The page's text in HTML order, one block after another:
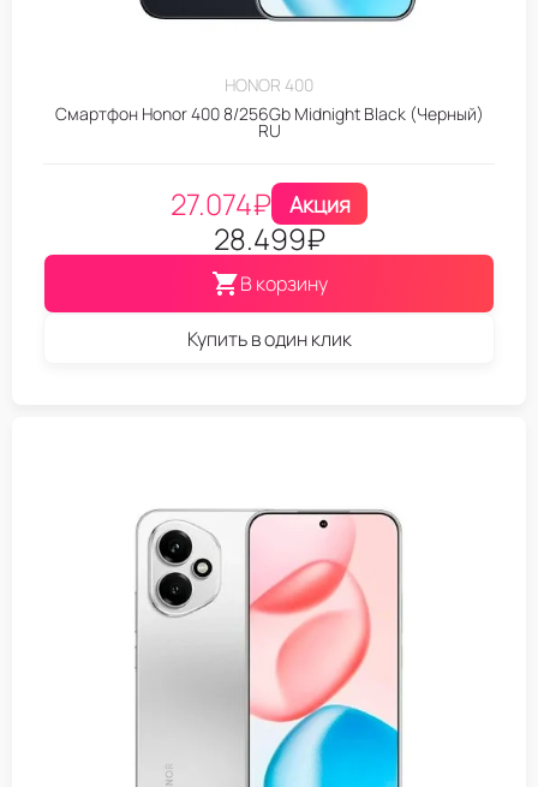
HONOR 400
Смартфон Honor 400 8/256Gb Midnight Black (Черный)
RU
27.074₽ Акция
28.499₽
В корзину
Купить в один клик